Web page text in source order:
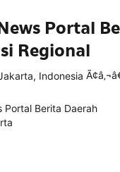
Portal
Regional
Indonesia